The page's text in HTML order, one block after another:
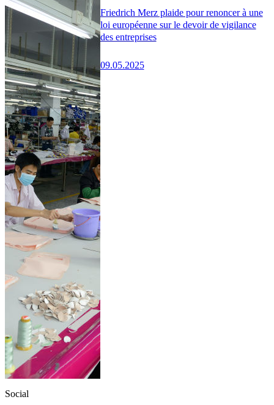
Friedrich Merz plaide pour renoncer à une
loi européenne sur le devoir de vigilance
des entreprises
09.05.2025
Social